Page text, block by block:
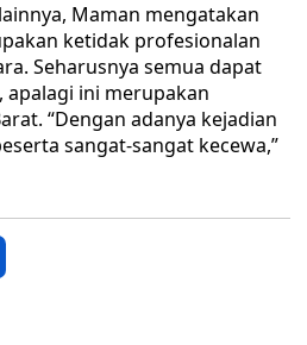
Maman mengatakan
ketidak profesionalan
Seharusnya semua dapat
apalagi ini merupakan
“Dengan adanya kejadian
sangat-sangat kecewa,”